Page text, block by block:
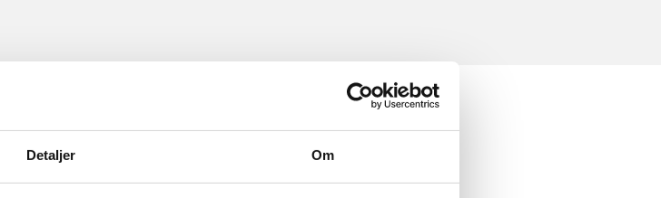
Detaljer Om